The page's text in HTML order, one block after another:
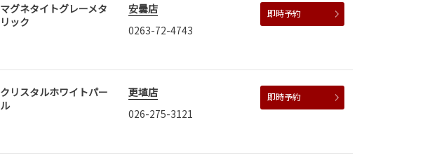
マグネタイトグレーメタ
リック
安曇店
0263-72-4743
即時予約
クリスタルホワイトパー
ル
更埴店
026-275-3121
即時予約